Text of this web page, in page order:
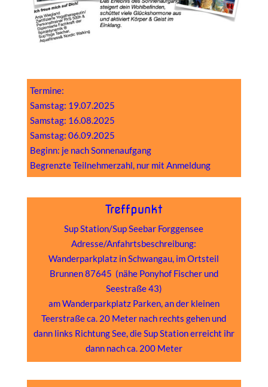
Termine:
Samstag: 19.07.2025
Samstag: 16.08.2025
Samstag: 06.09.2025
Beginn: je nach Sonnenaufgang
Begrenzte Teilnehmerzahl, nur mit Anmeldung
Treffpunkt
Sup Station/Sup Seebar Forggensee
Adresse/Anfahrtsbeschreibung:
Wanderparkplatz in Schwangau, im Ortsteil
Brunnen 87645 (nähe Ponyhof Fischer und
Seestraße 43)
am Wanderparkplatz Parken, an der kleinen
Teerstraße ca. 20 Meter nach rechts gehen und
dann links Richtung See, die Sup Station erreicht ihr
dann nach ca. 200 Meter